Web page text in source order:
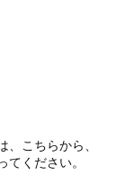
、こちらから、
てください。